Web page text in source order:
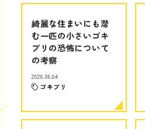
綺麗な住まいにも潜
む一匹の小さいゴキ
ブリの恐怖について
の考察
2026.06.04
ゴキブリ